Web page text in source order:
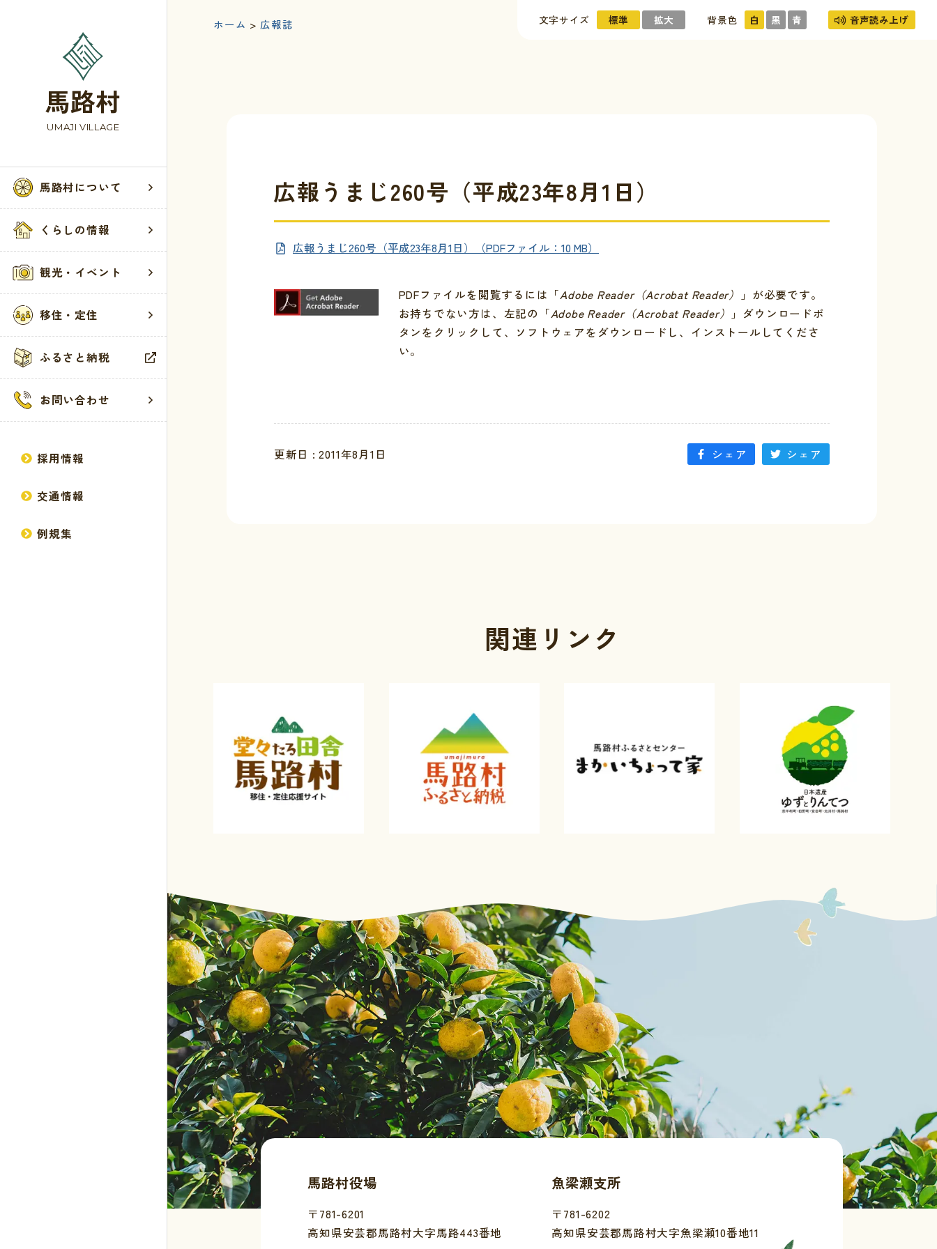
文字サイズ 標準 拡大 背景色 白 黒 青 音声読み上げ
馬路村
UMAJI VILLAGE
馬路村について
馬路村について
馬路村へのアクセス
馬路村議会
くらしの情報 くらしの情報
税・保険・年金
観光・イベント
観光・イベント
観光案内所
移住・定住
ふるさと納税
お問い合わせ
お問い合わせ
ウェブアクセシビリティ方針
採用情報
交通情報
例規集
ホーム > 広報誌
広報うまじ260号（平成23年8月1日）
広報うまじ260号（平成23年8月1日）（PDFファイル：10 MB）
PDFファイルを閲覧するには「Adobe Reader（Acrobat Reader）
」が必要です。
お持ちでない方は、左記の「Adobe Reader（Acrobat Reader）
」ダウンロードボ
タンをクリックして、ソフトウェアをダウンロードし、インストールしてくださ
い。
更新日 : 2011年8月1日 シェア シェア
関連リンク
馬路村役場
〒781-6201
高知県安芸郡馬路村大字馬路443番地
魚梁瀬支所
〒781-6202
高知県安芸郡馬路村大字魚梁瀬10番地11